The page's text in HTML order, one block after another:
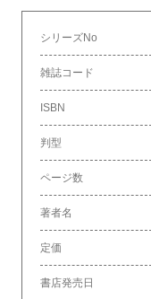
シリーズNo
雑誌コード
ISBN
判型
ページ数
著者名
定価
書店発売日